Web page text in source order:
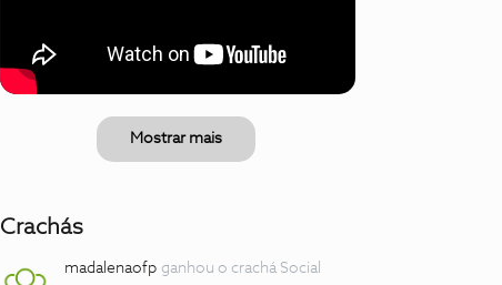
Mostrar mais
Crachás
madalenaofp ganhou o crachá Social